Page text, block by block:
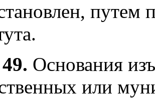
путем
Основания
или